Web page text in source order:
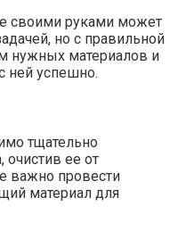
своими руками может
но с правильной
нужных материалов и
ней успешно.
тщательно
очистив ее от
важно провести
материал для